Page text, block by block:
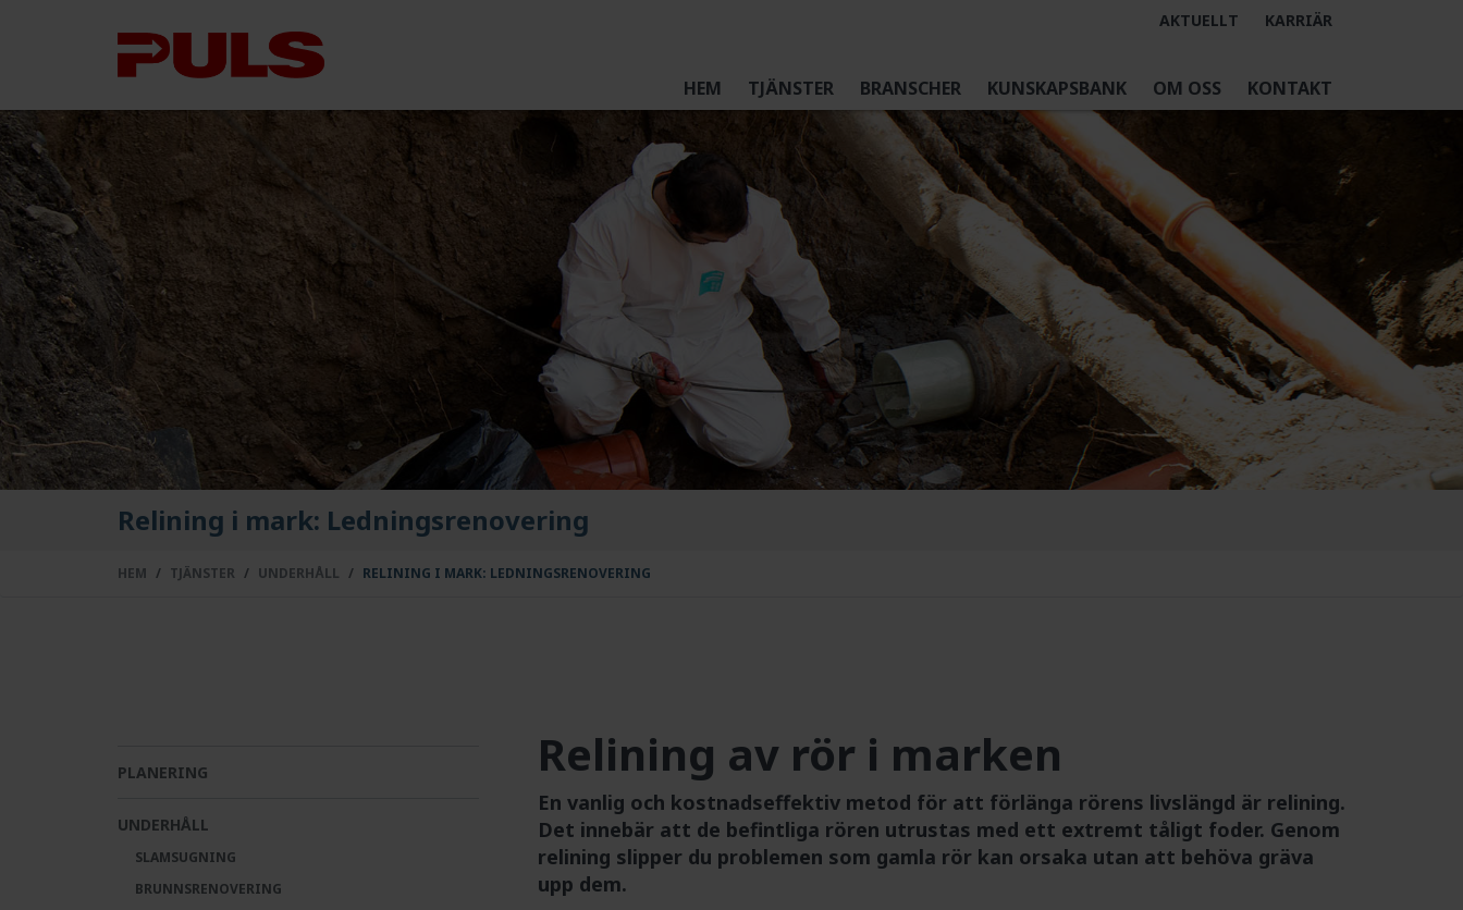
AKTUELLT KARRIÄR
HEM TJÄNSTER BRANSCHER KUNSKAPSBANK OM OSS KONTAKT
Relining i mark: Ledningsrenovering
HEM TJÄNSTER UNDERHÅLL RELINING I MARK: LEDNINGSRENOVERING
PLANERING
UNDERHÅLL
SLAMSUGNING
BRUNNSRENOVERING
Relining av rör i marken
En vanlig och kostnadseffektiv metod för att förlänga rörens livslängd är relining.
Det innebär att de befintliga rören utrustas med ett extremt tåligt foder. Genom
relining slipper du problemen som gamla rör kan orsaka utan att behöva gräva
upp dem.